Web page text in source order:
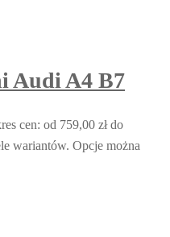
Audi A4 B7
cen: od 759,00 zł do
wariantów. Opcje można